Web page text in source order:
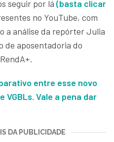
seguir por lá (basta clicar
no YouTube, com
a análise da repórter Julia
de aposentadoria do
entre esse novo
VGBLs. Vale a pena dar
DA PUBLICIDADE